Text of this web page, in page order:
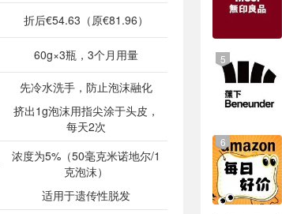
折后€54.63（原€81.96）
60g×3瓶，3个月用量
先冷水洗手，防止泡沫融化
挤出1g泡沫用指尖涂于头皮，
每天2次
浓度为5%（50毫克米诺地尔/1
克泡沫）
适用于遗传性脱发